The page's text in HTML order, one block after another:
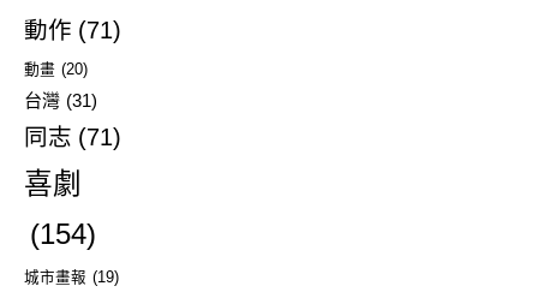
動作 (71)
動畫 (20)
台灣 (31)
同志 (71)
喜劇
(154)
城市畫報 (19)